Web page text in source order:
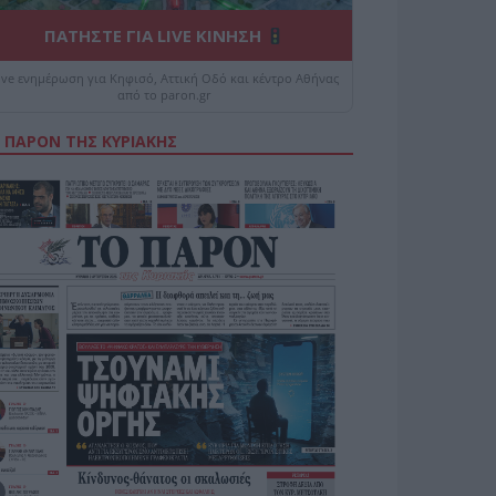
ΠΑΤΗΣΤΕ ΓΙΑ LIVE ΚΙΝΗΣΗ
ενημέρωση για Κηφισό, Αττική Οδό και κέντρο Αθήνας
από το paron.gr
ΤΗΣ ΚΥΡΙΑΚΗΣ